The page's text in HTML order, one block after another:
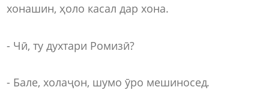
хонашин, ҳоло касал дар хона.
- Чӣ, ту духтари Ромизӣ?
- Бале, холаҷон, шумо ӯро мешиносед.